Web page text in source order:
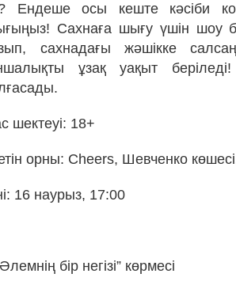
Ендеше осы кеште кәсіби
Сахнаға шығу үшін шоу
сахнадағы жәшікке
ұзақ уақыт
шектеуі: 18+
орны: Cheers, Шевченко
16 наурыз, 17:00
бір негізі” көрмесі